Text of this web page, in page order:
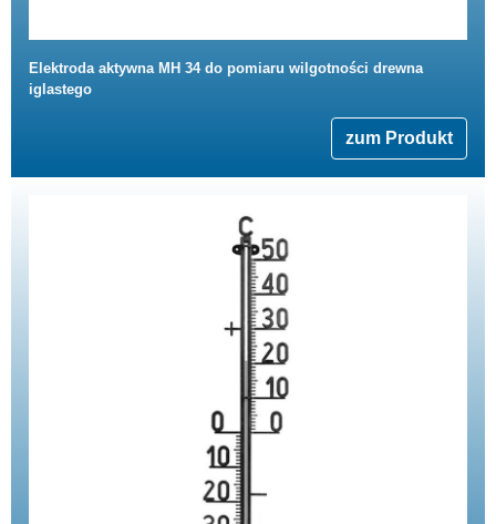
Elektroda aktywna MH 34 do pomiaru wilgotności drewna
iglastego
zum Produkt